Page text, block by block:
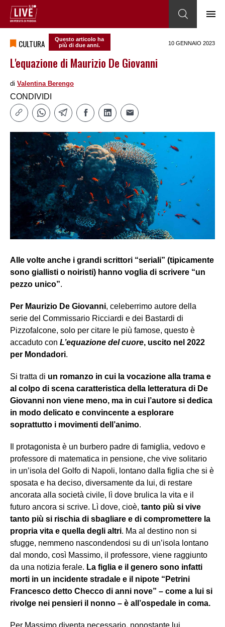
CULTURA
Questo articolo ha
più di due anni.
10 GENNAIO 2023
L'equazione di Maurizio De Giovanni
di Valentina Berengo
CONDIVIDI
Alle volte anche i grandi scrittori “seriali” (tipicamente
sono giallisti o noiristi) hanno voglia di scrivere “un
pezzo unico”.
Per Maurizio De Giovanni, celeberrimo autore della
serie del Commissario Ricciardi e dei Bastardi di
Pizzofalcone, solo per citare le più famose, questo è
accaduto con L’equazione del cuore, uscito nel 2022
per Mondadori.
Si tratta di un romanzo in cui la vocazione alla trama e
al colpo di scena caratteristica della letteratura di De
Giovanni non viene meno, ma in cui l’autore si dedica
in modo delicato e convincente a esplorare
soprattutto i movimenti dell’animo.
Il protagonista è un burbero padre di famiglia, vedovo e
professore di matematica in pensione, che vive solitario
in un’isola del Golfo di Napoli, lontano dalla figlia che si è
sposata e ha deciso, diversamente da lui, di restare
ancorata alla società civile, lì dove brulica la vita e il
futuro ancora si scrive. Lì dove, cioè, tanto più si vive
tanto più si rischia di sbagliare e di compromettere la
propria vita e quella degli altri. Ma al destino non si
sfugge, nemmeno nascondendosi su di un’isola lontano
dal mondo, così Massimo, il professore, viene raggiunto
da una notizia ferale. La figlia e il genero sono infatti
morti in un incidente stradale e il nipote “Petrini
Francesco detto Checco di anni nove” – come a lui si
rivolge nei pensieri il nonno – è all’ospedale in coma.